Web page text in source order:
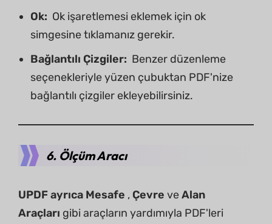
Ok: Ok işaretlemesi eklemek için ok
simgesine tıklamanız gerekir.
Bağlantılı Çizgiler: Benzer düzenleme
seçenekleriyle yüzen çubuktan PDF'nize
bağlantılı çizgiler ekleyebilirsiniz.
6. Ölçüm Aracı
UPDF ayrıca Mesafe , Çevre veAlan
Araçları gibi araçların yardımıyla PDF'leri